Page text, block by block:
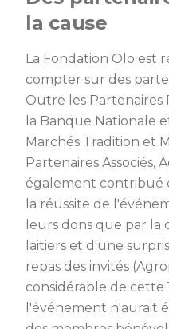
la cause
La Fondation Olo est
compter sur des
Outre les
la Banque Nationale
Marchés Tradition et
Partenaires
également contribué
la réussite de
leurs dons que par
laitiers et d'une
repas des invités
considérable de cette
l'événement n'aurait